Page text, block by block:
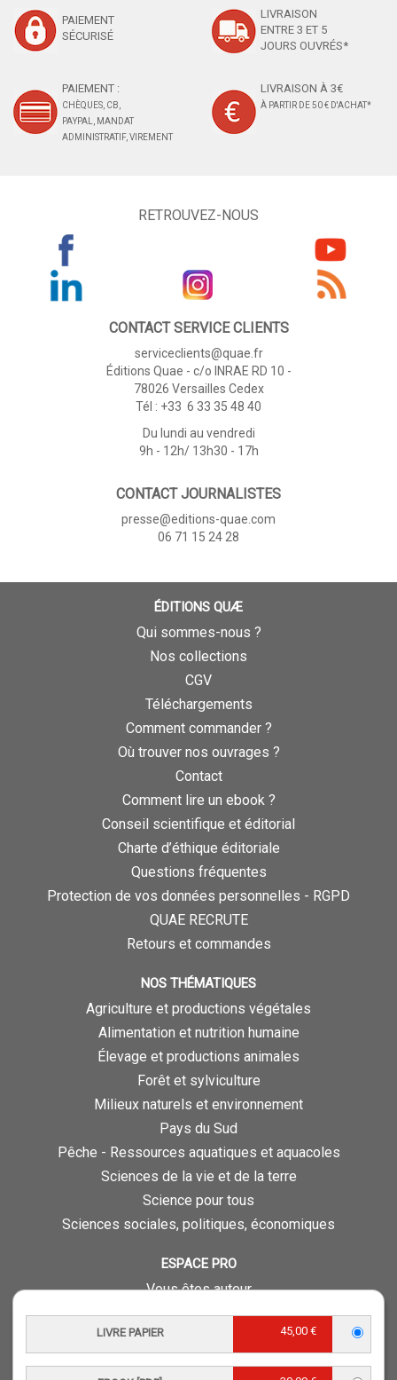
LIVRE PAPIER 45,00 €
PAIEMENT
SÉCURISÉ
LIVRAISON
ENTRE 3 ET 5
JOURS OUVRÉS*
PAIEMENT :
CHÈQUES, CB,
PAYPAL, MANDAT
ADMINISTRATIF, VIREMENT
LIVRAISON À 3€
À PARTIR DE 50 € D'ACHAT*
RETROUVEZ-NOUS
CONTACT SERVICE CLIENTS
serviceclients@quae.fr
Éditions Quae - c/o INRAE RD 10 -
78026 Versailles Cedex
Tél : +33 6 33 35 48 40
Du lundi au vendredi
9h - 12h/ 13h30 - 17h
CONTACT JOURNALISTES
presse@editions-quae.com
06 71 15 24 28
ÉDITIONS QUÆ
Qui sommes-nous ?
Nos collections
CGV
Téléchargements
Comment commander ?
Où trouver nos ouvrages ?
Contact
Comment lire un ebook ?
Conseil scientifique et éditorial
Charte d’éthique éditoriale
Questions fréquentes
Protection de vos données personnelles - RGPD
QUAE RECRUTE
Retours et commandes
NOS THÉMATIQUES
Agriculture et productions végétales
Alimentation et nutrition humaine
Élevage et productions animales
Forêt et sylviculture
Milieux naturels et environnement
Pays du Sud
Pêche - Ressources aquatiques et aquacoles
Sciences de la vie et de la terre
Science pour tous
Sciences sociales, politiques, économiques
ESPACE PRO
Vous êtes auteur
Vous êtes journaliste
Vous êtes libraire